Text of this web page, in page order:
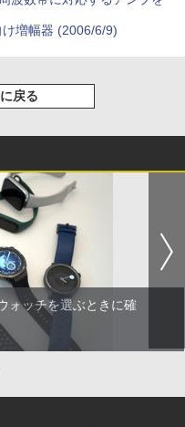
増幅器 (2006/6/9)
戻る
ォッチを選ぶときに確